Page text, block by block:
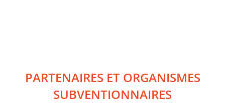
PARTENAIRES ET ORGANISMES
SUBVENTIONNAIRES